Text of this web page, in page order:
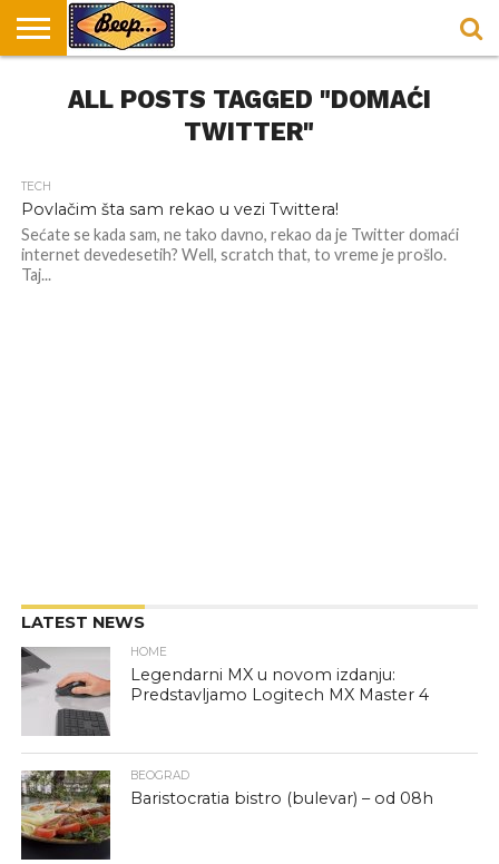
DORUČAK
SVAKODNEVICA
ENTERTAINMENT
LOKACIJE
HRANA I
RECEPTI
NEPUSACKI
LOKALI
ALL POSTS TAGGED "DOMAĆI
TWITTER"
TECH
Povlačim šta sam rekao u vezi Twittera!
Sećate se kada sam, ne tako davno, rekao da je Twitter domaći
internet devedesetih? Well, scratch that, to vreme je prošlo.
Taj...
LATEST NEWS
HOME
Legendarni MX u novom izdanju:
Predstavljamo Logitech MX Master 4
BEOGRAD
Baristocratia bistro (bulevar) – od 08h